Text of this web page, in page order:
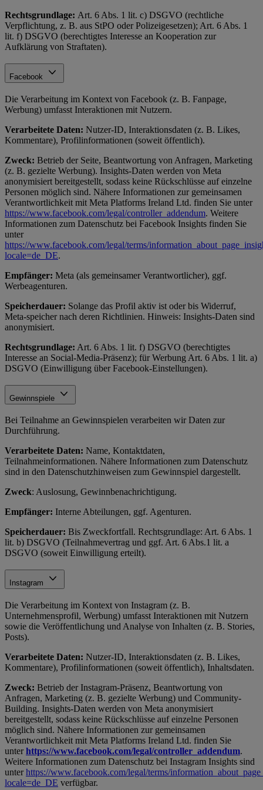
Rechtsgrundlage: Art. 6 Abs. 1 lit. c) DSGVO (rechtliche
Verpflichtung, z. B. aus StPO oder Polizeigesetzen); Art. 6 Abs. 1
lit. f) DSGVO (berechtigtes Interesse an Kooperation zur
Aufklärung von Straftaten).
Facebook
Die Verarbeitung im Kontext von Facebook (z. B. Fanpage,
Werbung) umfasst Interaktionen mit Nutzern.
Verarbeitete Daten: Nutzer-ID, Interaktionsdaten (z. B. Likes,
Kommentare), Profilinformationen (soweit öffentlich).
Zweck: Betrieb der Seite, Beantwortung von Anfragen, Marketing
(z. B. gezielte Werbung). Insights-Daten werden von Meta
anonymisiert bereitgestellt, sodass keine Rückschlüsse auf einzelne
Personen möglich sind. Nähere Informationen zur gemeinsamen
Verantwortlichkeit mit Meta Platforms Ireland Ltd. finden Sie unter
https://www.facebook.com/legal/controller_addendum. Weitere
Informationen zum Datenschutz bei Facebook Insights finden Sie
unter
https://www.facebook.com/legal/terms/
locale=de_DE.
Empfänger: Meta (als gemeinsamer Verantwortlicher), ggf.
Werbeagenturen.
Speicherdauer: Solange das Profil aktiv ist oder bis Widerruf,
Meta-speicher nach deren Richtlinien. Hinweis: Insights-Daten sind
anonymisiert.
Rechtsgrundlage: Art. 6 Abs. 1 lit. f) DSGVO (berechtigtes
Interesse an Social-Media-Präsenz); für Werbung Art. 6 Abs. 1 lit. a)
DSGVO (Einwilligung über Facebook-Einstellungen).
Gewinnspiele
Bei Teilnahme an Gewinnspielen verarbeiten wir Daten zur
Durchführung.
Verarbeitete Daten: Name, Kontaktdaten,
Teilnahmeinformationen. Nähere Informationen zum Datenschutz
sind in den Datenschutzhinweisen zum Gewinnspiel dargestellt.
Zweck: Auslosung, Gewinnbenachrichtigung.
Empfänger: Interne Abteilungen, ggf. Agenturen.
Speicherdauer: Bis Zweckfortfall. Rechtsgrundlage: Art. 6 Abs. 1
lit. b) DSGVO (Teilnahmevertrag und ggf. Art. 6 Abs.1 lit. a
DSGVO (soweit Einwilligung erteilt).
Instagram
Die Verarbeitung im Kontext von Instagram (z. B.
Unternehmensprofil, Werbung) umfasst Interaktionen mit Nutzern
sowie die Veröffentlichung und Analyse von Inhalten (z. B. Stories,
Posts).
Verarbeitete Daten: Nutzer-ID, Interaktionsdaten (z. B. Likes,
Kommentare), Profilinformationen (soweit öffentlich), Inhaltsdaten.
Zweck: Betrieb der Instagram-Präsenz, Beantwortung von
Anfragen, Marketing (z. B. gezielte Werbung) und Community-
Building. Insights-Daten werden von Meta anonymisiert
bereitgestellt, sodass keine Rückschlüsse auf einzelne Personen
möglich sind. Nähere Informationen zur gemeinsamen
Verantwortlichkeit mit Meta Platforms Ireland Ltd. finden Sie
unter https://www.facebook.com/legal/controller_addendum.
Weitere Informationen zum Datenschutz bei Instagram Insights sind
unter https://www.facebook.com/legal/terms/
locale=de_DE verfügbar.